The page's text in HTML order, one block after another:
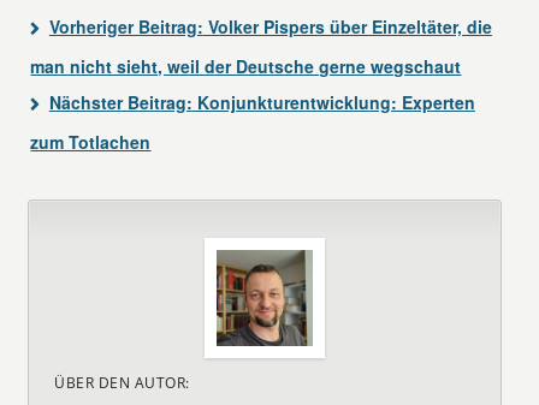
Vorheriger Beitrag: Volker Pispers über Einzeltäter, die
man nicht sieht, weil der Deutsche gerne wegschaut
Nächster Beitrag: Konjunkturentwicklung: Experten
zum Totlachen
ÜBER DEN AUTOR: